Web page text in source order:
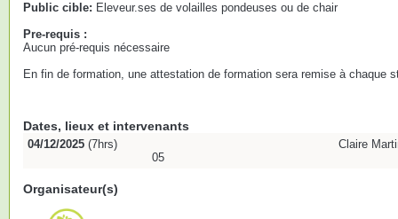
Public cible: Eleveur.ses de volailles pondeuses ou de chair
Pre-requis :
Aucun pré-requis nécessaire
En fin de formation, une attestation de formation sera remise à chaque
Dates, lieux et intervenants
04/12/2025 (7hrs)
05
Claire
Organisateur(s)